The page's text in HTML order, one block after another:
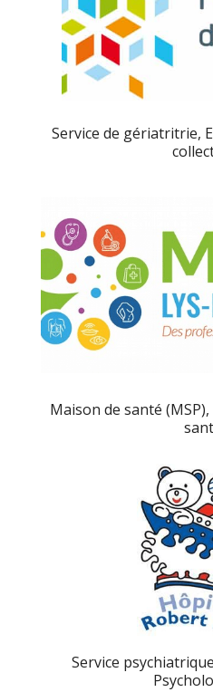
Service de gériatritrie,
Maison de santé
Service